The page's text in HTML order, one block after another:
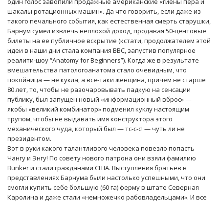
шакалы ротационных машин». Да что говорить, если даже из
такого печального события, как естественная смерть старушки,
Барнум сумел извлечь неплохой доход, продавая 50-центовые
билеты на ее публичное вскрытие (кстати, продолжателем этой
идеи в наши дни стала компания BBC, запустив популярное
реалити-шоу “Anatomy for Beginners”). Когда же в результате
вмешательства патологоанатома стало очевидным, что
покойница — не кукла, а все-таки женщина, причем не старше
80 лет, то, чтобы не разочаровывать падкую на сенсации
публику, был запущен новый «информационный вброс» —
якобы «великий комбинатор» подменил куклу настоящим
трупом, чтобы не выдавать имя конструктора этого
механического чуда, который был — тс-с-с! — чуть ли не
президентом.
Вот в руки какого талантливого человека повезло попасть
Чангу и Энгу! По совету нового патрона они взяли фамилию
Bunker и стали гражданами США. Выступления братьев в
представлениях Барнума были настолько успешными, что они
смогли купить себе большую (60 га) ферму в штате Северная
Каролина и даже стали «немножечко рабовладельцами». И все